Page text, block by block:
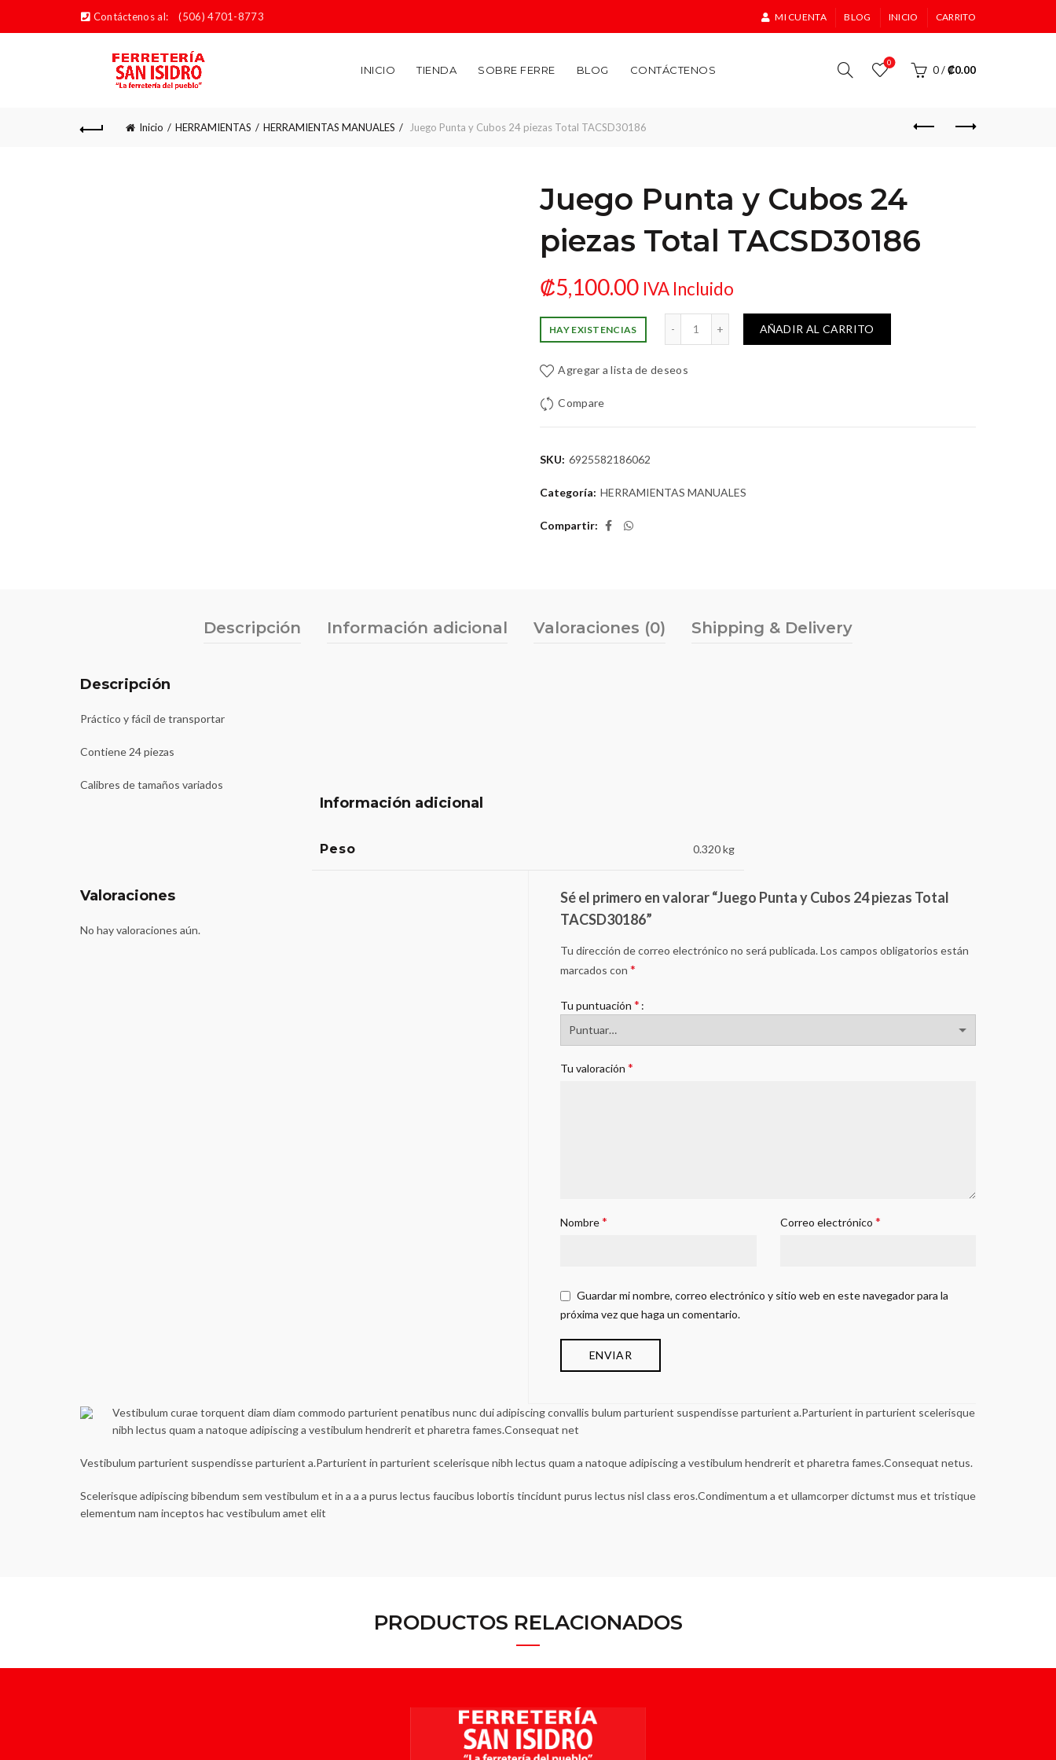
Contáctenos al: (506) 4701-8773 MI CUENTA BLOG INICIO CARRITO
INICIO TIENDA SOBRE FERRE BLOG CONTÁCTENOS
0
0/₡0.00
Inicio HERRAMIENTAS HERRAMIENTAS MANUALES Juego Punta y Cubos 24 piezas Total TACSD30186
Juego Punta y Cubos 24
piezas Total TACSD30186
₡5,100.00 IVA Incluido
HAY EXISTENCIAS
Juego Punta y Cubos 24 piezas Total TACSD30186 cantidad
AÑADIR AL CARRITO
Agregar a lista de deseos
Compare
SKU: 6925582186062
Categoría: HERRAMIENTAS MANUALES
Compartir
Descripción Información adicional Valoraciones (0) Shipping & Delivery
Descripción
Práctico y fácil de transportar
Contiene 24 piezas
Calibres de tamaños variados
Información adicional
Peso 0.320 kg
Valoraciones
No hay valoraciones aún.
Sé el primero en valorar “Juego Punta y Cubos 24 piezas Total
TACSD30186”
Tu dirección de correo electrónico no será publicada.Los campos obligatorios están
marcados con *
Tu puntuación *
Tu valoración *
Nombre* Correo electrónico *
Guardar mi nombre, correo electrónico y sitio web en este navegador para la
próxima vez que haga un comentario.
Vestibulum curae torquent diam diam commodo parturient penatibus nunc dui adipiscing convallis bulum parturient suspendisse parturient a.Parturient in parturient scelerisque
nibh lectus quam a natoque adipiscing a vestibulum hendrerit et pharetra fames.Consequat net
Vestibulum parturient suspendisse parturient a.Parturient in parturient scelerisque nibh lectus quam a natoque adipiscing a vestibulum hendrerit et pharetra fames.Consequat netus.
Scelerisque adipiscing bibendum sem vestibulum et in a a a purus lectus faucibus lobortis tincidunt purus lectus nisl class eros.Condimentum a et ullamcorper dictumst mus et tristique
elementum nam inceptos hac vestibulum amet elit
PRODUCTOS RELACIONADOS